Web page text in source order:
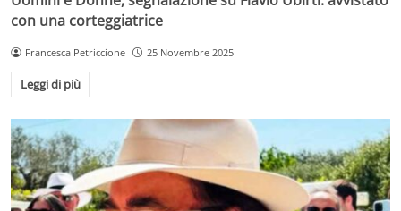
con una corteggiatrice
Francesca Petriccione 25 Novembre 2025
Leggi di più